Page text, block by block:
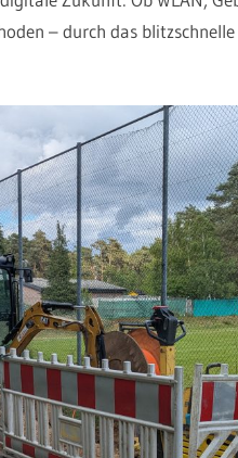
– durch das